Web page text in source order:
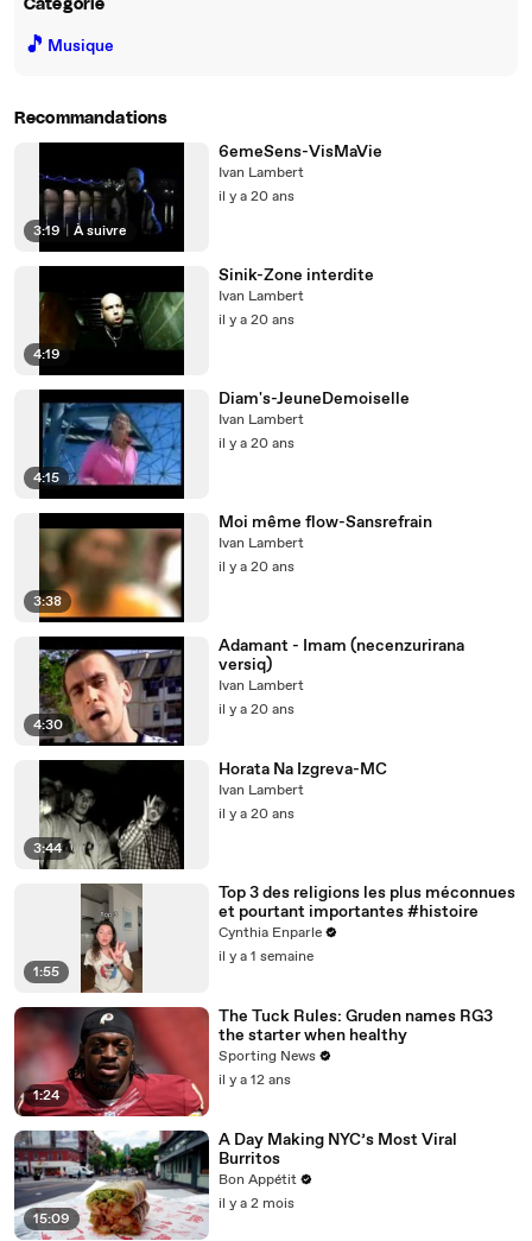
Catégorie
🎵 Musique
Recommandations
3:19 À suivre
6emeSens-VisMaVie
Ivan Lambert
il y a 20 ans
4:19
Sinik-Zone interdite
Ivan Lambert
il y a 20 ans
4:15
Diam's-JeuneDemoiselle
Ivan Lambert
il y a 20 ans
3:38
Moi même flow-Sansrefrain
Ivan Lambert
il y a 20 ans
4:30
Adamant - Imam (necenzurirana
versiq)
Ivan Lambert
il y a 20 ans
3:44
Horata Na Izgreva-MC
Ivan Lambert
il y a 20 ans
1:55
Top 3 des religions les plus méconnues
et pourtant importantes #histoire
Cynthia Enparle
il y a 1 semaine
1:24
The Tuck Rules: Gruden names RG3
the starter when healthy
Sporting News
il y a 12 ans
15:09
A Day Making NYC’s Most Viral
Burritos
Bon Appétit
il y a 2 mois